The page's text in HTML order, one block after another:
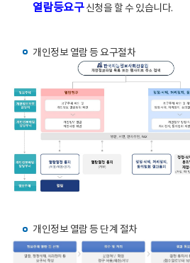
열람등요구신청을 할 수 있습니다.
개인정보 열람 등 요구절차
개인정보 열람 등 단계 절차